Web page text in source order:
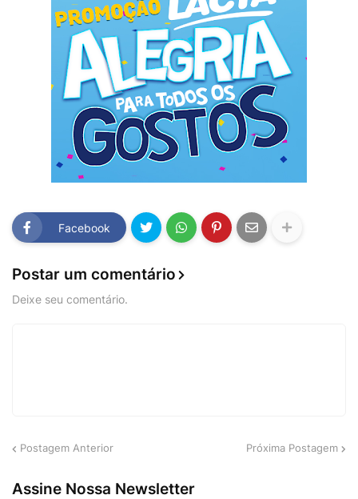
Facebook
Postar um comentário
Deixe seu comentário.
Postagem Anterior Próxima Postagem
Assine Nossa Newsletter